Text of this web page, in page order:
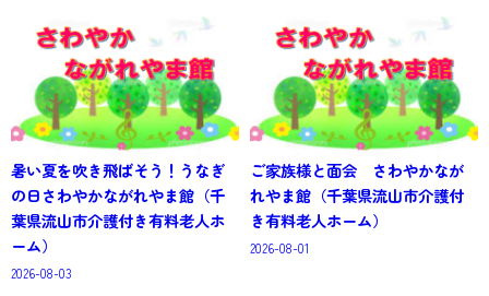
暑い夏を吹き飛ばそう！うなぎ
の日さわやかながれやま館（千
葉県流山市介護付き有料老人ホ
ーム）
2026-08-03
ご家族様と面会 さわやかなが
れやま館（千葉県流山市介護付
き有料老人ホーム）
2026-08-01